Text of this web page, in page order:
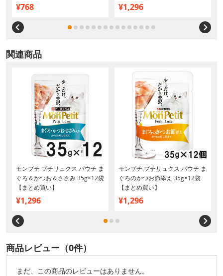
¥768 ¥1,296
関連商品
モンプチ プチリュクス パウチ ま
ぐろ＆かつお＆ささみ 35g×12袋
【まとめ買い】
¥1,296
モンプチ プチリュクス パウチ ま
ぐろのかつお節添え 35g×12袋
【まとめ買い】
¥1,296
商品レビュー（0件）
まだ、この商品のレビューはありません。